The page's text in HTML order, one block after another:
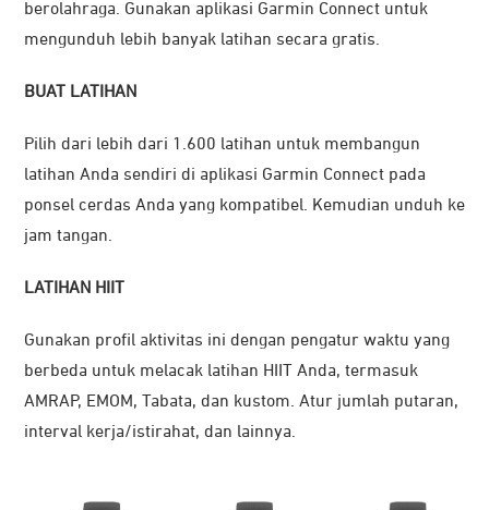
berolahraga. Gunakan aplikasi Garmin Connect untuk
mengunduh lebih banyak latihan secara gratis.
BUAT LATIHAN
Pilih dari lebih dari 1.600 latihan untuk membangun
latihan Anda sendiri di aplikasi Garmin Connect pada
ponsel cerdas Anda yang kompatibel. Kemudian unduh ke
jam tangan.
LATIHAN HIIT
Gunakan profil aktivitas ini dengan pengatur waktu yang
berbeda untuk melacak latihan HIIT Anda, termasuk
AMRAP, EMOM, Tabata, dan kustom. Atur jumlah putaran,
interval kerja/istirahat, dan lainnya.